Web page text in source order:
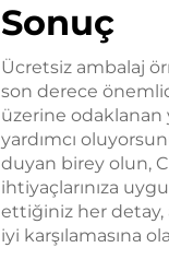
Sonuç
Ücretsiz ambalaj
son derece
üzerine odaklanan
yardımcı
duyan birey olun,
ihtiyaçlarınıza
ettiğiniz her detay,
iyi karşılamasına